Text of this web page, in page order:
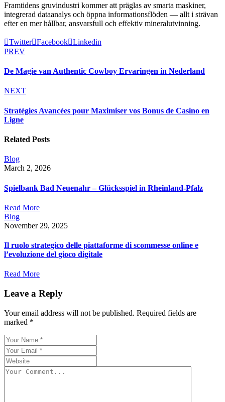
Framtidens gruvindustri kommer att präglas av smarta maskiner,
integrerad dataanalys och öppna informationsflöden — allt i strävan
efter en mer hållbar, ansvarsfull och effektiv mineralutvinning.
Twitter Facebook Linkedin
PREV
De Magie van Authentic Cowboy Ervaringen in Nederland
NEXT
Stratégies Avancées pour Maximiser vos Bonus de Casino en
Ligne
Related Posts
Blog
March 2, 2026
Spielbank Bad Neuenahr – Glücksspiel in Rheinland-Pfalz
Read More
Blog
November 29, 2025
Il ruolo strategico delle piattaforme di scommesse online e
l’evoluzione del gioco digitale
Read More
Leave a Reply
Your email address will not be published. Required fields are
marked *